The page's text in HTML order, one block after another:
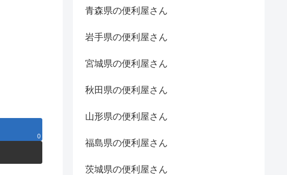
0
青森県の便利屋さん
岩手県の便利屋さん
宮城県の便利屋さん
秋田県の便利屋さん
山形県の便利屋さん
福島県の便利屋さん
茨城県の便利屋さん